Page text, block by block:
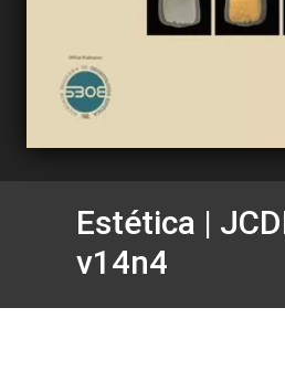
Estética |
v14n4